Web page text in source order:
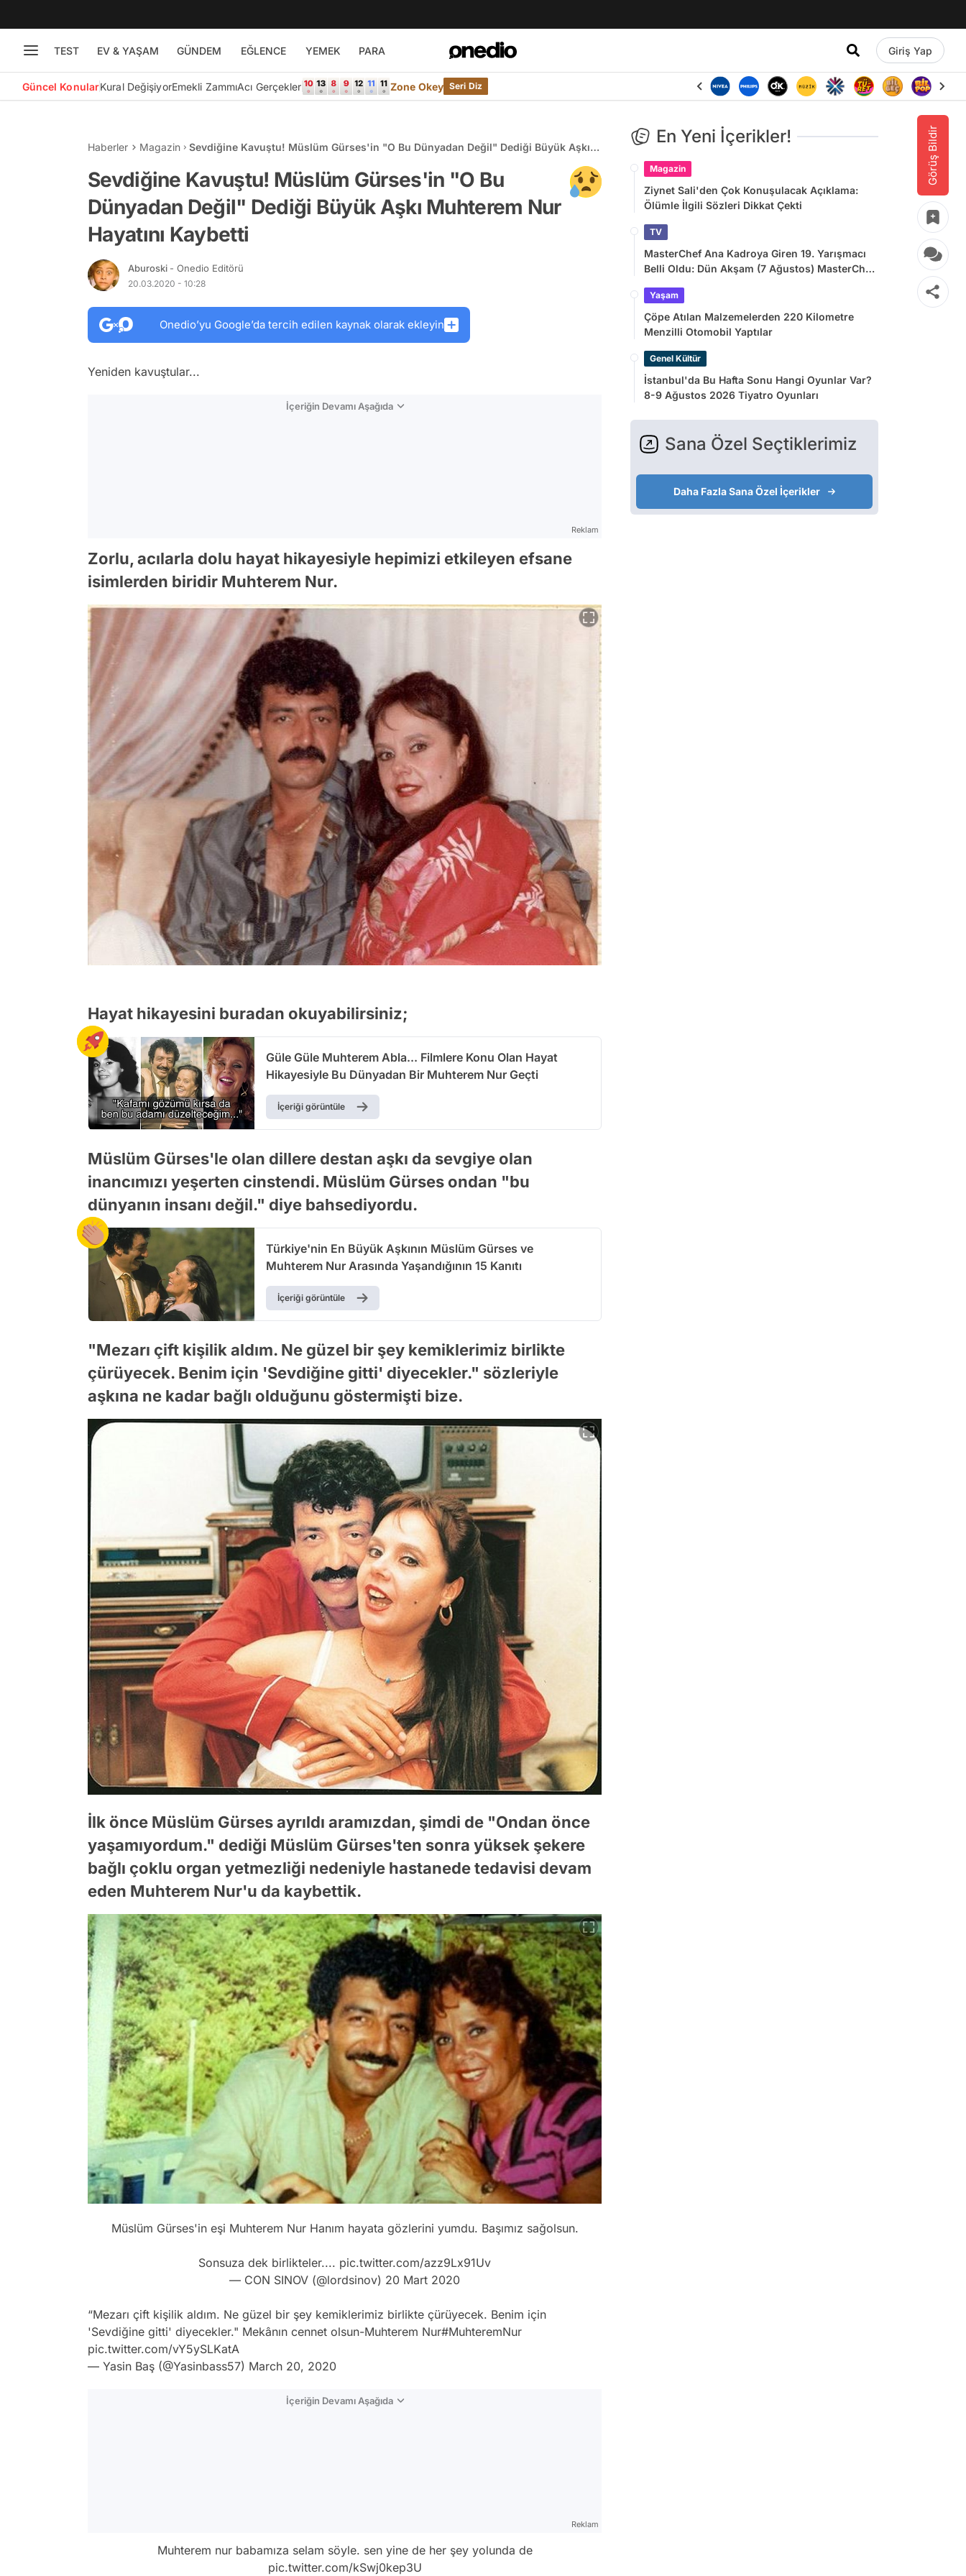
TEST EV & YAŞAM GÜNDEM EĞLENCE YEMEK PARA Giriş Yap
Güncel KonularKural DeğişiyorEmekli ZammıAcı Gerçekler Zone Okey Seri Diz
Görüş Bildir
Haberler Magazin
Sevdiğine Kavuştu! Müslüm Gürses'in "O Bu Dünyadan Değil" Dediği Büyük Aşkı
Sevdiğine Kavuştu! Müslüm Gürses'in "O Bu
Dünyadan Değil" Dediği Büyük Aşkı Muhterem Nur
Hayatını Kaybetti
Aburoski - Onedio Editörü
20.03.2020 - 10:28
Onedio’yu Google’da tercih edilen kaynak olarak ekleyin
Yeniden kavuştular...
İçeriğin Devamı Aşağıda
Reklam
Zorlu, acılarla dolu hayat hikayesiyle hepimizi etkileyen efsane
isimlerden biridir Muhterem Nur.
Hayat hikayesini buradan okuyabilirsiniz;
Güle Güle Muhterem Abla... Filmlere Konu Olan Hayat
Hikayesiyle Bu Dünyadan Bir Muhterem Nur Geçti
İçeriği görüntüle
Müslüm Gürses'le olan dillere destan aşkı da sevgiye olan
inancımızı yeşerten cinstendi. Müslüm Gürses ondan "bu
dünyanın insanı değil." diye bahsediyordu.
Türkiye'nin En Büyük Aşkının Müslüm Gürses ve
Muhterem Nur Arasında Yaşandığının 15 Kanıtı
İçeriği görüntüle
"Mezarı çift kişilik aldım. Ne güzel bir şey kemiklerimiz birlikte
çürüyecek. Benim için 'Sevdiğine gitti' diyecekler." sözleriyle
aşkına ne kadar bağlı olduğunu göstermişti bize.
İlk önce Müslüm Gürses ayrıldı aramızdan, şimdi de "Ondan önce
yaşamıyordum." dediği Müslüm Gürses'ten sonra yüksek şekere
bağlı çoklu organ yetmezliği nedeniyle hastanede tedavisi devam
eden Muhterem Nur'u da kaybettik.
Müslüm Gürses'in eşi Muhterem Nur Hanım hayata gözlerini yumdu. Başımız sağolsun.
Sonsuza dek birlikteler.... pic.twitter.com/azz9Lx91Uv
— CON SINOV (@lordsinov) 20 Mart 2020
“Mezarı çift kişilik aldım. Ne güzel bir şey kemiklerimiz birlikte çürüyecek. Benim için
'Sevdiğine gitti' diyecekler." Mekânın cennet olsun-Muhterem Nur#MuhteremNur
pic.twitter.com/vY5ySLKatA
— Yasin Baş (@Yasinbass57) March 20, 2020
İçeriğin Devamı Aşağıda
Reklam
Muhterem nur babamıza selam söyle. sen yine de her şey yolunda de
pic.twitter.com/kSwj0kep3U
En Yeni İçerikler!
Magazin
Ziynet Sali'den Çok Konuşulacak Açıklama:
Ölümle İlgili Sözleri Dikkat Çekti
TV
MasterChef Ana Kadroya Giren 19. Yarışmacı
Belli Oldu: Dün Akşam (7 Ağustos) MasterChef
Yaşam
Çöpe Atılan Malzemelerden 220 Kilometre
Menzilli Otomobil Yaptılar
Genel Kültür
İstanbul'da Bu Hafta Sonu Hangi Oyunlar Var?
8-9 Ağustos 2026 Tiyatro Oyunları
Sana Özel Seçtiklerimiz
Daha Fazla Sana Özel İçerikler